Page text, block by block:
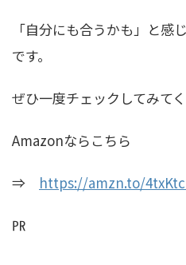
「自分にも合うかも」と感
です。
ぜひ一度チェックしてみてく
Amazonならこちら
⇒ https://amzn.to/
㏚